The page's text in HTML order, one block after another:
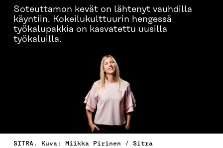
Soteuttamon kevät on lähtenyt vauhdilla
käyntiin. Kokeilukulttuurin hengessä
työkalupakkia on kasvatettu uusilla
työkaluilla.
SITRA. Kuva: Miikka Pirinen / Sitra